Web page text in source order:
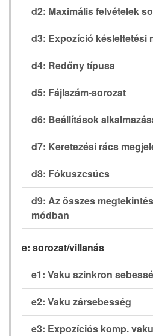
d2: Maximális felvételek
d3: Expozíció késleltetési
d4: Redőny típusa
d5: Fájlszám-sorozat
d6: Beállítások
d7: Keretezési rács
d8: Fókuszcsúcs
d9: Az összes
módban
e: sorozat/villanás
e1: Vaku szinkron
e2: Vaku zársebesség
e3: Expozíciós komp.